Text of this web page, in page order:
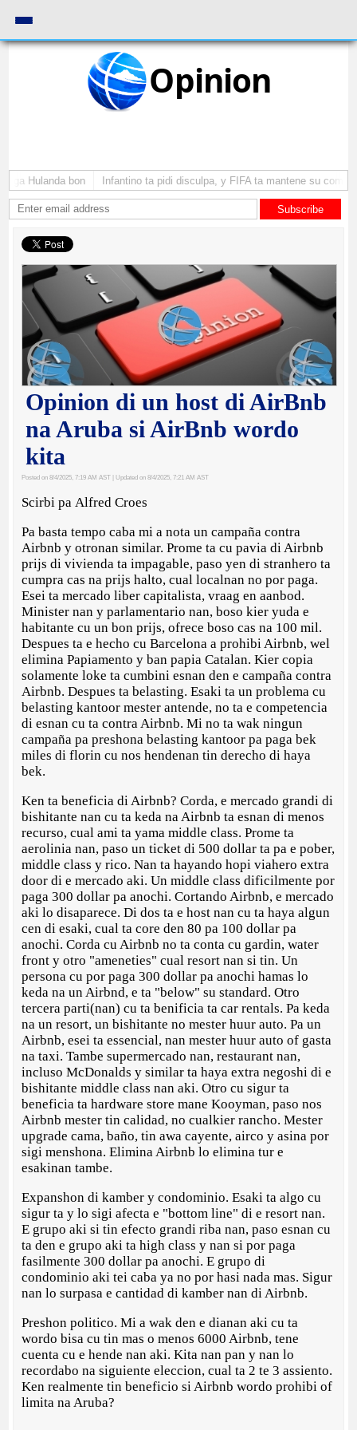
Opinion
Hulanda bon Infantino ta pidi disculpa, y FIFA ta mantene su como
Subscribe
Opinion di un host di AirBnb
na Aruba si AirBnb wordo
kita
Posted on 8/4/2025, 7:19 AM AST | Updated on 8/4/2025, 7:21 AM AST
Scirbi pa Alfred Croes
Pa basta tempo caba mi a nota un campaña contra
Airbnb y otronan similar. Prome ta cu pavia di Airbnb
prijs di vivienda ta impagable, paso yen di stranhero ta
cumpra cas na prijs halto, cual localnan no por paga.
Esei ta mercado liber capitalista, vraag en aanbod.
Minister nan y parlamentario nan, boso kier yuda e
habitante cu un bon prijs, ofrece boso cas na 100 mil.
Despues ta e hecho cu Barcelona a prohibi Airbnb, wel
elimina Papiamento y ban papia Catalan. Kier copia
solamente loke ta cumbini esnan den e campaña contra
Airbnb. Despues ta belasting. Esaki ta un problema cu
belasting kantoor mester antende, no ta e competencia
di esnan cu ta contra Airbnb. Mi no ta wak ningun
campaña pa preshona belasting kantoor pa paga bek
miles di florin cu nos hendenan tin derecho di haya
bek.
Ken ta beneficia di Airbnb? Corda, e mercado grandi di
bishitante nan cu ta keda na Airbnb ta esnan di menos
recurso, cual ami ta yama middle class. Prome ta
aerolinia nan, paso un ticket di 500 dollar ta pa e pober,
middle class y rico. Nan ta hayando hopi viahero extra
door di e mercado aki. Un middle class dificilmente por
paga 300 dollar pa anochi. Cortando Airbnb, e mercado
aki lo disaparece. Di dos ta e host nan cu ta haya algun
cen di esaki, cual ta core den 80 pa 100 dollar pa
anochi. Corda cu Airbnb no ta conta cu gardin, water
front y otro "ameneties" cual resort nan si tin. Un
persona cu por paga 300 dollar pa anochi hamas lo
keda na un Airbnd, e ta "below" su standard. Otro
tercera parti(nan) cu ta benificia ta car rentals. Pa keda
na un resort, un bishitante no mester huur auto. Pa un
Airbnb, esei ta essencial, nan mester huur auto of gasta
na taxi. Tambe supermercado nan, restaurant nan,
incluso McDonalds y similar ta haya extra negoshi di e
bishitante middle class nan aki. Otro cu sigur ta
beneficia ta hardware store mane Kooyman, paso nos
Airbnb mester tin calidad, no cualkier rancho. Mester
upgrade cama, baño, tin awa cayente, airco y asina por
sigi menshona. Elimina Airbnb lo elimina tur e
esakinan tambe.
Expanshon di kamber y condominio. Esaki ta algo cu
sigur ta y lo sigi afecta e "bottom line" di e resort nan.
E grupo aki si tin efecto grandi riba nan, paso esnan cu
ta den e grupo aki ta high class y nan si por paga
fasilmente 300 dollar pa anochi. E grupo di
condominio aki tei caba ya no por hasi nada mas. Sigur
nan lo surpasa e cantidad di kamber nan di Airbnb.
Preshon politico. Mi a wak den e dianan aki cu ta
wordo bisa cu tin mas o menos 6000 Airbnb, tene
cuenta cu e hende nan aki. Kita nan pan y nan lo
recordabo na siguiente eleccion, cual ta 2 te 3 assiento.
Ken realmente tin beneficio si Airbnb wordo prohibi of
limita na Aruba?